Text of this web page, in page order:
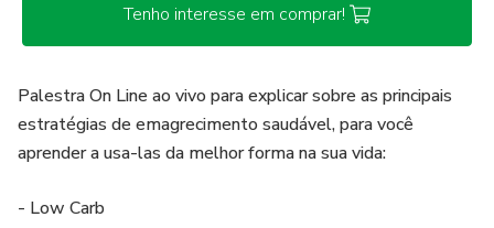
Tenho interesse em comprar!
Palestra On Line ao vivo para explicar sobre as principais
estratégias de emagrecimento saudável, para você
aprender a usa-las da melhor forma na sua vida:
- Low Carb